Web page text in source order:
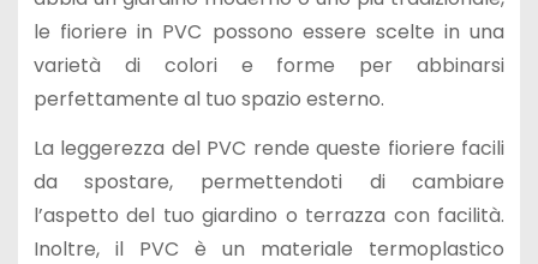
le fioriere in PVC possono essere scelte in una
varietà di colori e forme per abbinarsi
perfettamente al tuo spazio esterno.
La leggerezza del PVC rende queste fioriere facili
da spostare, permettendoti di cambiare
l’aspetto del tuo giardino o terrazza con facilità.
Inoltre, il PVC è un materiale termoplastico